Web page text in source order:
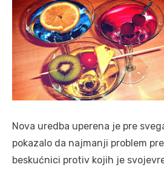
Nova uredba uperena je pre
pokazalo da najmanji problem
beskućnici protiv kojih je